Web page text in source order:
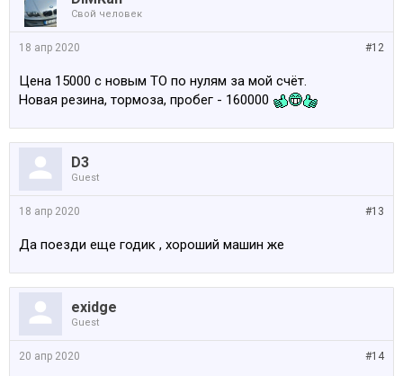
Свой человек
#12
18 апр 2020
Цена 15000 с новым ТО по нулям за мой счёт.
Новая резина, тормоза, пробег - 160000
D3
Guest
#13
18 апр 2020
Да поезди еще годик , хороший машин же
exidge
Guest
#14
20 апр 2020